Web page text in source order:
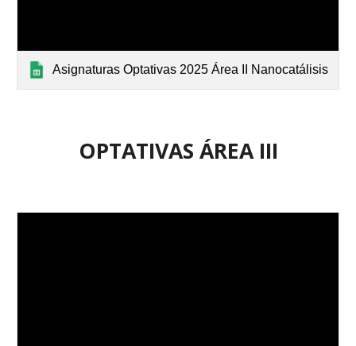
Asignaturas Optativas 2025 Área II Nanocatálisis
OPTATIVAS ÁREAIII